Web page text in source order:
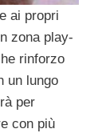
ai propri
zona play-
rinforzo
un lungo
per
con più